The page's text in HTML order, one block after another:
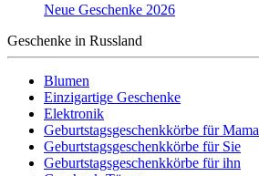
Neue Geschenke 2026
Geschenke in Russland
Blumen
Einzigartige Geschenke
Elektronik
Geburtstagsgeschenkkörbe für Mama
Geburtstagsgeschenkkörbe für Sie
Geburtstagsgeschenkkörbe für ihn